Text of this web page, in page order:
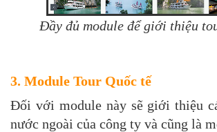
Đầy đủ module để giới thiệu
3. Module Tour Quốc tế
Đối với module này sẽ giới thiệu
nước ngoài của công ty và cũng là